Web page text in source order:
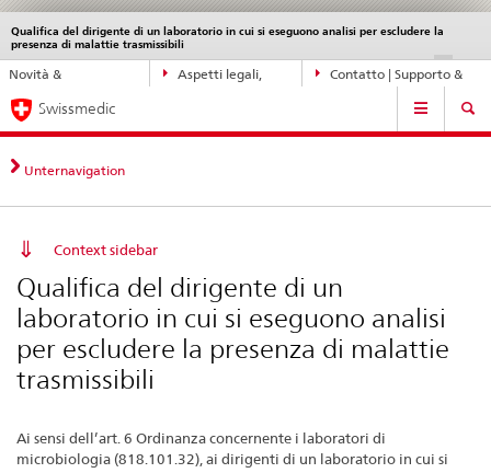
Navigazione
diretta:
novità,
aspetti
legali,
contatto
Novità &
Aspetti legali,
Contatto | Supporto &
Qualifica del dirigente di un laboratorio in cui si eseguono analisi per escludere la
presenza di malattie trasmissibili
DE IT
Service
navigation
Navigation
Swissmedic
Unternavigation
Context sidebar
Qualifica del dirigente di un
laboratorio in cui si eseguono analisi
per escludere la presenza di malattie
trasmissibili
Ai sensi dell’art. 6 Ordinanza concernente i laboratori di
microbiologia (818.101.32), ai dirigenti di un laboratorio in cui si